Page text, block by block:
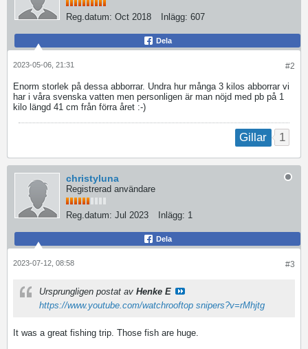
Reg.datum: Oct 2018 Inlägg: 607
Dela
#2
2023-05-06, 21:31
Enorm storlek på dessa abborrar. Undra hur många 3 kilos abborrar vi
har i våra svenska vatten men personligen är man nöjd med pb på 1
kilo längd 41 cm från förra året :-)
Gillar 1
christyluna
Registrerad användare
Reg.datum: Jul 2023 Inlägg: 1
Dela
#3
2023-07-12, 08:58
Ursprungligen postat av Henke E
https://www.youtube.com/watchrooftop snipers?v=rMhjtg
It was a great fishing trip. Those fish are huge.